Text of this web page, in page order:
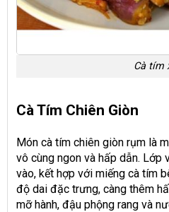
Cà tím
Cà Tím Chiên Giòn
Món cà tím chiên giòn rụm là
vô cùng ngon và hấp dẫn. Lớp
vào, kết hợp với miếng cà tím
độ dai đặc trưng, càng thêm
mỡ hành, đậu phộng rang và